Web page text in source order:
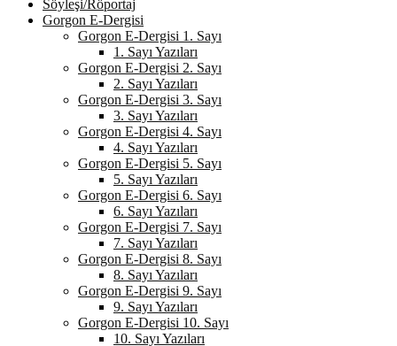
Söyleşi/Röportaj
Gorgon E-Dergisi
Gorgon E-Dergisi 1. Sayı
1. Sayı Yazıları
Gorgon E-Dergisi 2. Sayı
2. Sayı Yazıları
Gorgon E-Dergisi 3. Sayı
3. Sayı Yazıları
Gorgon E-Dergisi 4. Sayı
4. Sayı Yazıları
Gorgon E-Dergisi 5. Sayı
5. Sayı Yazıları
Gorgon E-Dergisi 6. Sayı
6. Sayı Yazıları
Gorgon E-Dergisi 7. Sayı
7. Sayı Yazıları
Gorgon E-Dergisi 8. Sayı
8. Sayı Yazıları
Gorgon E-Dergisi 9. Sayı
9. Sayı Yazıları
Gorgon E-Dergisi 10. Sayı
10. Sayı Yazıları